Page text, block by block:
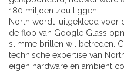
180 miljoen zou liggen.
North wordt ‘uitgekleed voor
de flop van Google Glass
slimme brillen wil betreden.
technische expertise van
eigen hardware en ambient